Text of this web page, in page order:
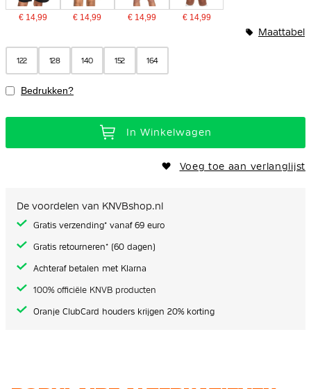
€ 14,99 € 14,99 € 14,99 € 14,99
122 128 140 152 164
Maattabel
Bedrukken?
In Winkelwagen
Voeg toe aan verlanglijst
De voordelen van KNVBshop.nl
Gratis verzending* vanaf 69 euro
Gratis retourneren* (60 dagen)
Achteraf betalen met Klarna
100% officiële KNVB producten
Oranje ClubCard houders krijgen 20% korting